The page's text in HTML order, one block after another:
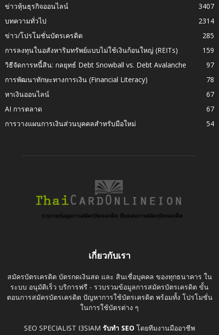
ข่าวหุ้นธุรกิจออนไลน์
3407
บทความทั่วไป
2314
ข่าว/โปรโมชั่นบัตรเครดิต
285
การลงทุนในอสังหาริมทรัพย์แบบไม่ใช้เงินก้อนใหญ่ (REITs)
159
วิธีจัดการหนี้สิน: กลยุทธ์ Debt Snowball vs. Debt Avalanche
97
การพัฒนาทักษะทางการเงิน (Financial Literacy)
78
หาเงินออนไลน์
67
AI การตลาด
67
การวางแผนการเงินส่วนบุคคลสำหรับมือใหม่
54
เกี่ยวกับเรา
สมัครบัตรเครดิต บัตรกดเงินสด และ สินเชื่อบุคคล ของทุกธนาคาร ใน
ระบบ อนุมัติเร็ว บริการฟรี - รวบรวมข้อมูลการสมัครบัตรเครดิต ขั้น
ตอนการสมัครบัตรเครดิต ปัญหาการใช้บัตรเครดิต พร้อมทั้ง โปรโมชั่น
ในการใช้บัตรต่าง ๆ
SEO SPECIALIST I3SIAM รับทำ SEO โดยทีมงานมืออาชีพ